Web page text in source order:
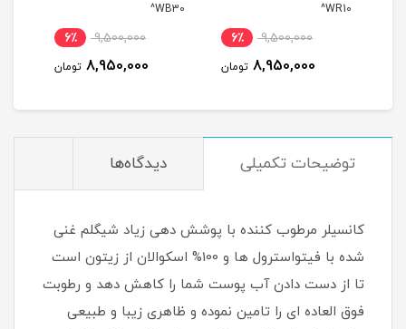
9,500,000
8,950,000
9,500,000
8,950,000
توضیحات تکمیلی دیدگاه‌ها
کانسیلر مرطوب کننده با پوشش دهی زیاد شیگلم غنی
شده با فیتواسترول ها و 100% اسکوالان از زیتون است
تا از دست دادن آب پوست شما را کاهش دهد و رطوبت
فوق العاده ای را تامین نموده و ظاهری زیبا و طبیعی